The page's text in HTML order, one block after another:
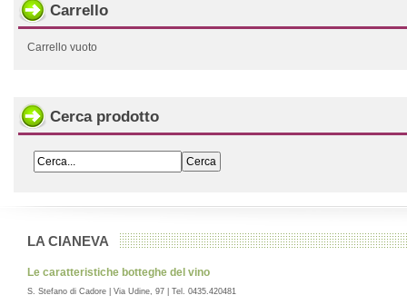
Carrello
Carrello vuoto
Cerca prodotto
LA CIANEVA
Le caratteristiche botteghe del vino
S. Stefano di Cadore | Via Udine, 97 | Tel. 0435.420481